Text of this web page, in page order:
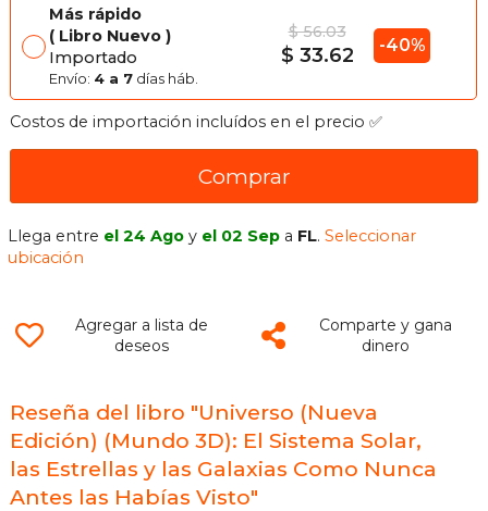
Más rápido
Libro Nuevo
Importado
Envío: 4 a 7 días háb.
$ 56.03
$ 33.62 -40%
Costos de importación incluídos en el precio ✅
Comprar
Llega entre el 24 Ago y el 02 Sep a FL.Seleccionar
ubicación
Agregar a lista de
deseos
Comparte y gana
dinero
Reseña del libro "Universo (Nueva
Edición) (Mundo 3D): El Sistema Solar,
las Estrellas y las Galaxias Como Nunca
Antes las Habías Visto"